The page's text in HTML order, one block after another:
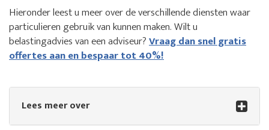
Hieronder leest u meer over de verschillende diensten waar
particulieren gebruik van kunnen maken. Wilt u
belastingadvies van een adviseur?Vraag dan snel gratis
offertes aan en bespaar tot 40%!
Lees meer over